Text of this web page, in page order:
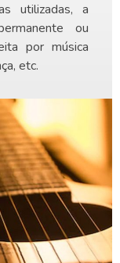
utilizadas, a
ou
por música
etc.